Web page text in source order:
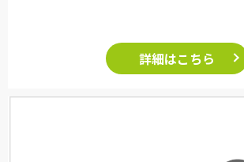
詳細はこちら